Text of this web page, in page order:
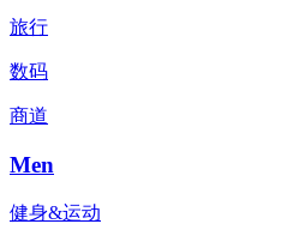
旅行
数码
商道
Men
健身&运动